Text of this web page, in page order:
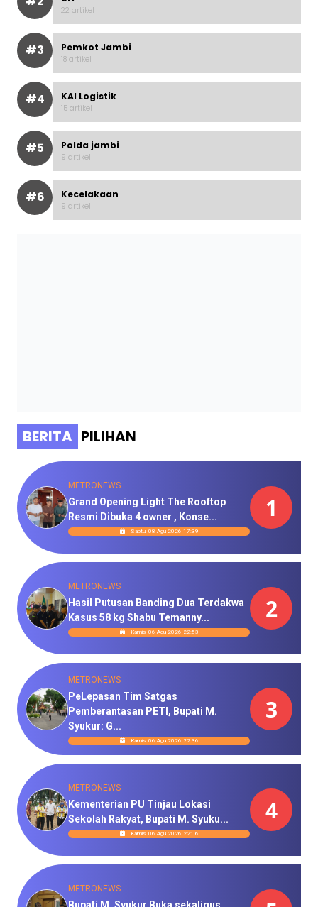
22 artikel
#3 Pemkot Jambi
18 artikel
#4 KAI Logistik
15 artikel
#5 Polda jambi
9 artikel
#6 Kecelakaan
9 artikel
BERITA PILIHAN
METRONEWS
Grand Opening Light The Rooftop
Resmi Dibuka 4 owner , Konse...
Sabtu, 08 Agu 2026 17:39
1
METRONEWS
Hasil Putusan Banding Dua Terdakwa
Kasus 58 kg Shabu Temanny...
Kamis, 06 Agu 2026 22:53
2
METRONEWS
PeLepasan Tim Satgas
Pemberantasan PETI, Bupati M.
Syukur: G...
Kamis, 06 Agu 2026 22:36
3
METRONEWS
Kementerian PU Tinjau Lokasi
Sekolah Rakyat, Bupati M. Syuku...
Kamis, 06 Agu 2026 22:06
4
METRONEWS